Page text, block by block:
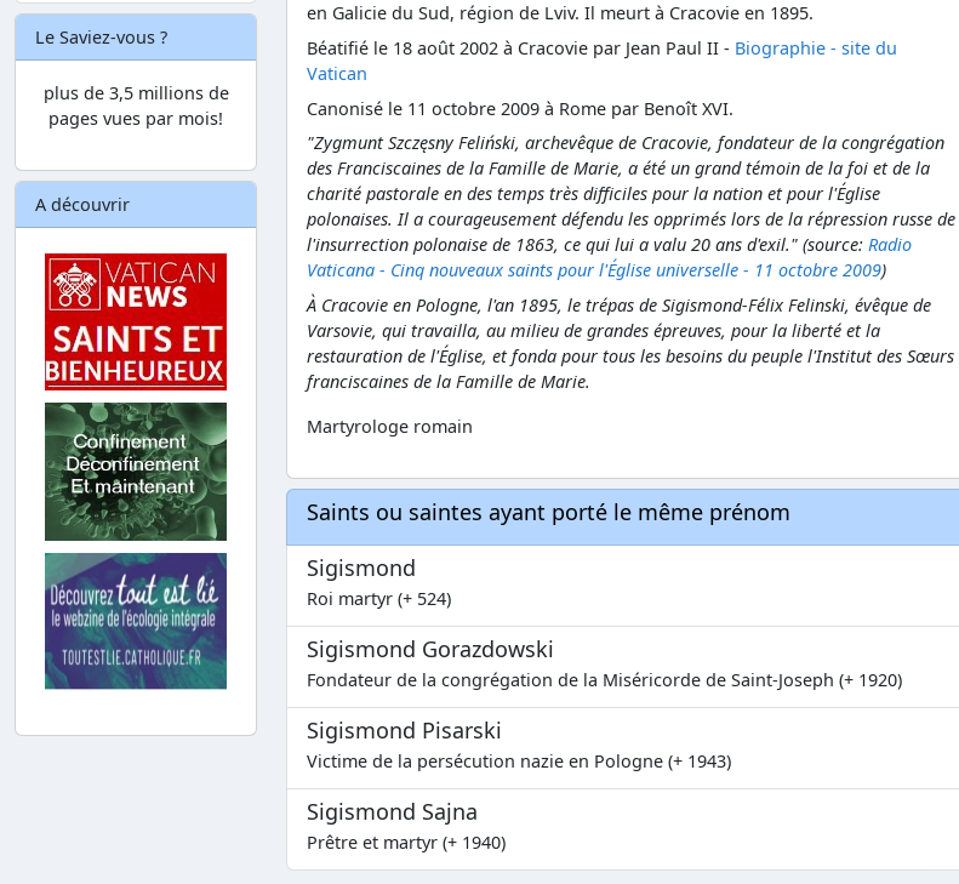
Le Saviez-vous ?
plus de 3,5 millions de
pages vues par mois!
A découvrir
en Galicie du Sud, région de Lviv. Il meurt à Cracovie en 1895.
Béatifié le 18 août 2002 à Cracovie par Jean Paul II - Biographie - site du
Vatican
Canonisé le 11 octobre 2009 à Rome par Benoît XVI.
"Zygmunt Szczęsny Feliński, archevêque de Cracovie, fondateur de la congrégation
des Franciscaines de la Famille de Marie, a été un grand témoin de la foi et de la
charité pastorale en des temps très difficiles pour la nation et pour l'Église
polonaises. Il a courageusement défendu les opprimés lors de la répression russe de
l'insurrection polonaise de 1863, ce qui lui a valu 20 ans d'exil." (source: Radio
Vaticana - Cinq nouveaux saints pour l'Église universelle - 11 octobre 2009)
À Cracovie en Pologne, l'an 1895, le trépas de Sigismond-Félix Felinski, évêque de
Varsovie, qui travailla, au milieu de grandes épreuves, pour la liberté et la
restauration de l'Église, et fonda pour tous les besoins du peuple l'Institut des Sœurs
franciscaines de la Famille de Marie.
Martyrologe romain
Saints ou saintes ayant porté le même prénom
Sigismond
Roi martyr (+ 524)
Sigismond Gorazdowski
Fondateur de la congrégation de la Miséricorde de Saint-Joseph (+ 1920)
Sigismond Pisarski
Victime de la persécution nazie en Pologne (+ 1943)
Sigismond Sajna
Prêtre et martyr (+ 1940)